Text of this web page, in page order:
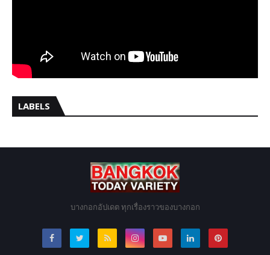
LABELS
บางกอกอัปเดต ทุกเรื่องราวของบางกอก